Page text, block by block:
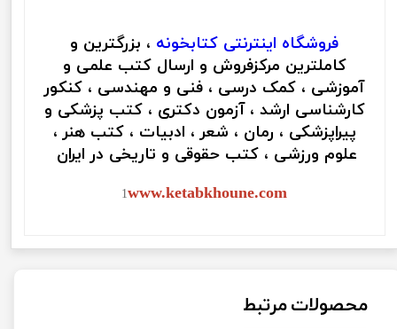
فروشگاه اینترنتی کتابخونه ، بزرگترین و
کاملترین مرکزفروش و ارسال کتب علمی و
آموزشی ، کمک درسی ، فنی و مهندسی ، کنکور
کارشناسی ارشد ، آزمون دکتری ، کتب پزشکی و
پیراپزشکی ، رمان ، شعر ، ادبیات ، کتب هنر ،
علوم ورزشی ، کتب حقوقی و تاریخی در ایران
1www.ketabkhoune.com
محصولات مرتبط